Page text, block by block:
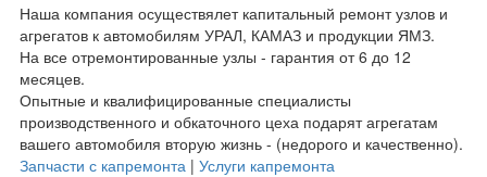
Наша компания осуществялет капитальный ремонт узлов и
агрегатов к автомобилям УРАЛ, КАМАЗ и продукции ЯМЗ.
На все отремонтированные узлы - гарантия от 6 до 12
месяцев.
Опытные и квалифицированные специалисты
производственного и обкаточного цеха подарят агрегатам
вашего автомобиля вторую жизнь - (недорого и качественно).
Запчасти с капремонта | Услуги капремонта